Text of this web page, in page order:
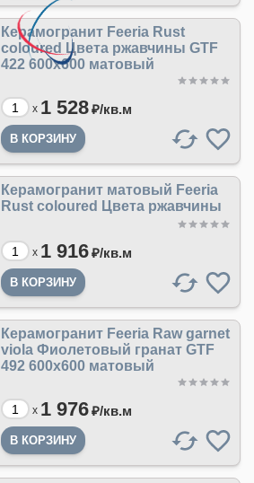
Керамогранит Feeria Rust
coloured Цвета ржавчины GTF
422 600х600 матовый
x 1 528₽/кв.м
Керамогранит матовый Feeria
Rust coloured Цвета ржавчины
x 1 916₽/кв.м
Керамогранит Feeria Raw garnet
viola Фиолетовый гранат GTF
492 600х600 матовый
x 1 976₽/кв.м